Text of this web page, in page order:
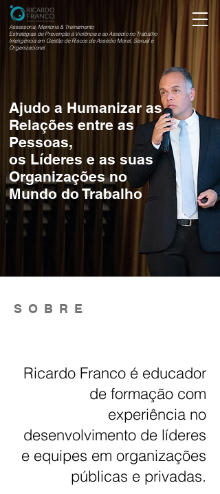
Assessoria, Mentoria & Treinamento
Estratégias de Prevenção à Violência e ao Assédio no Trabalho
Inteligência em Gestão de Riscos de Assédio Moral, Sexual e
Organizacional
Ajudo a Humanizar as
Relações entre as
Pessoas,
os Líderes e as suas
Organizações no
Mundo do Trabalho
SOBRE
Ricardo Franco é educador
de formação com
experiência no
desenvolvimento de líderes
e equipes em organizações
públicas e privadas.